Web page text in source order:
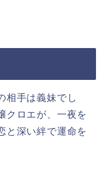
相手は義妹でし
クロエが、一夜を
と深い絆で運命を